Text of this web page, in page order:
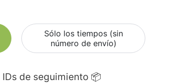
Sólo los tiempos (sin
número de envío)
IDs de seguimiento 📦